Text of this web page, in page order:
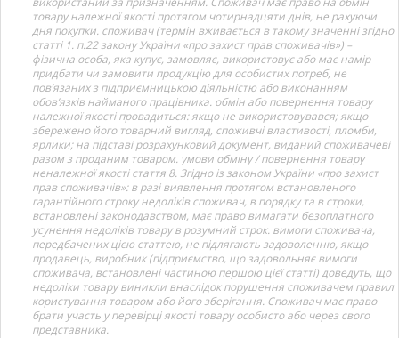
товару належної якості протягом чотирнадцяти днів, не рахуючи
дня покупки. споживач (термін вживається в такому значенні згідно
статті 1. п.22 закону України «про захист прав споживачів») –
фізична особа, яка купує, замовляє, використовує або має намір
придбати чи замовити продукцію для особистих потреб, не
пов’язаних з підприємницькою діяльністю або виконанням
обов’язків найманого працівника. обмін або повернення товару
належної якості провадиться: якщо не використовувався; якщо
збережено його товарний вигляд, споживчі властивості, пломби,
ярлики; на підставі розрахунковий документ, виданий споживачеві
разом з проданим товаром. умови обміну / повернення товару
неналежної якості стаття 8. Згідно із законом України «про захист
прав споживачів»: в разі виявлення протягом встановленого
гарантійного строку недоліків споживач, в порядку та в строки,
встановлені законодавством, має право вимагати безоплатного
усунення недоліків товару в розумний строк. вимоги споживача,
передбачених цією статтею, не підлягають задоволенню, якщо
продавець, виробник (підприємство, що задовольняє вимоги
споживача, встановлені частиною першою цієї статті) доведуть, що
недоліки товару виникли внаслідок порушення споживачем правил
користування товаром або його зберігання. Споживач має право
брати участь у перевірці якості товару особисто або через свого
представника.